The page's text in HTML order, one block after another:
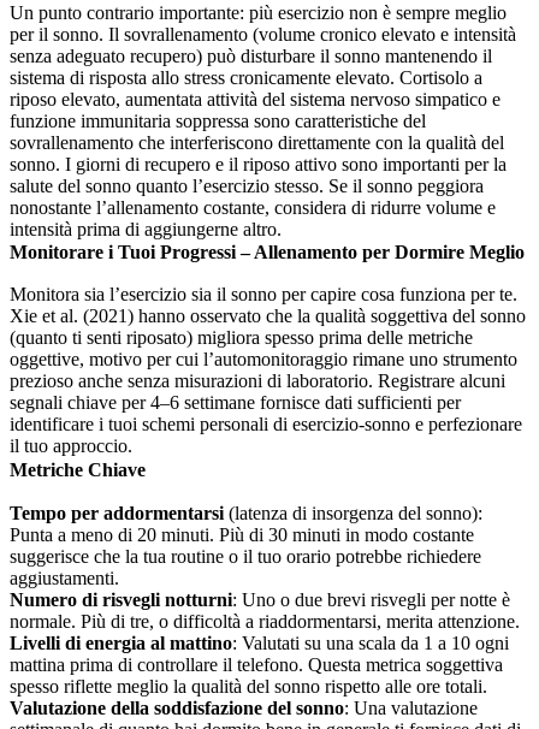
Un punto contrario importante: più esercizio non è sempre meglio
per il sonno. Il sovrallenamento (volume cronico elevato e intensità
senza adeguato recupero) può disturbare il sonno mantenendo il
sistema di risposta allo stress cronicamente elevato. Cortisolo a
riposo elevato, aumentata attività del sistema nervoso simpatico e
funzione immunitaria soppressa sono caratteristiche del
sovrallenamento che interferiscono direttamente con la qualità del
sonno. I giorni di recupero e il riposo attivo sono importanti per la
salute del sonno quanto l’esercizio stesso. Se il sonno peggiora
nonostante l’allenamento costante, considera di ridurre volume e
intensità prima di aggiungerne altro.
Monitorare i Tuoi Progressi – Allenamento per Dormire Meglio
Monitora sia l’esercizio sia il sonno per capire cosa funziona per te.
Xie et al. (2021) hanno osservato che la qualità soggettiva del sonno
(quanto ti senti riposato) migliora spesso prima delle metriche
oggettive, motivo per cui l’automonitoraggio rimane uno strumento
prezioso anche senza misurazioni di laboratorio. Registrare alcuni
segnali chiave per 4–6 settimane fornisce dati sufficienti per
identificare i tuoi schemi personali di esercizio-sonno e perfezionare
il tuo approccio.
Metriche Chiave
Tempo per addormentarsi (latenza di insorgenza del sonno):
Punta a meno di 20 minuti. Più di 30 minuti in modo costante
suggerisce che la tua routine o il tuo orario potrebbe richiedere
aggiustamenti.
Numero di risvegli notturni: Uno o due brevi risvegli per notte è
normale. Più di tre, o difficoltà a riaddormentarsi, merita attenzione.
Livelli di energia al mattino: Valutati su una scala da 1 a 10 ogni
mattina prima di controllare il telefono. Questa metrica soggettiva
spesso riflette meglio la qualità del sonno rispetto alle ore totali.
Valutazione della soddisfazione del sonno: Una valutazione